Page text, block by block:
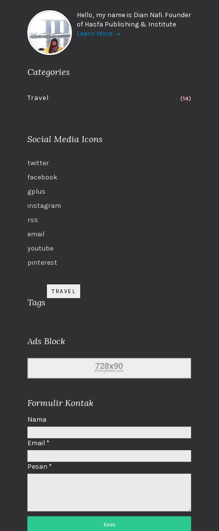
Hello, my name is Dian Nafi. Founder
of Hasfa Publishing & Institute
Learn More →
Categories
Travel (14)
Social Media Icons
twitter
facebook
gplus
instagram
rss
email
youtube
pinterest
Tags
TRAVEL
Ads Block
Formulir Kontak
Nama
Email *
Pesan *